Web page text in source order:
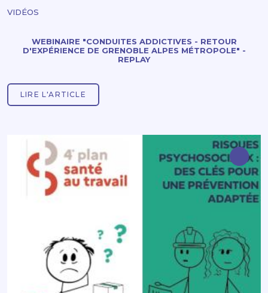
WEBINAIRE "CONDUITES ADDICTIVES - RETOUR
D'EXPÉRIENCE DE GRENOBLE ALPES MÉTROPOLE" -
REPLAY
VIDÉOS
LIRE L'ARTICLE